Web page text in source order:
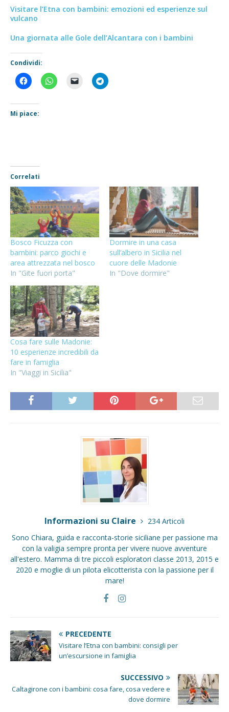
Visitare l’Etna con bambini: emozioni ed esperienze sul
vulcano
Una giornata alle Gole dell’Alcantara con i bambini
Condividi:
Mi piace:
Correlati
Bosco Ficuzza con
bambini: parco giochi e
area attrezzata nel bosco
In "Gite fuori porta"
Dormire in una casa
sull’albero in Sicilia nel
cuore delle Madonie
In "Dove dormire"
Cosa fare sulle Madonie:
10 esperienze incredibili da
fare in famiglia
In "Viaggi in Sicilia"
Informazioni su Claire
234 Articoli
Sono Chiara, guida e racconta-storie siciliane per passione ma
con la valigia sempre pronta per vivere nuove avventure
all'estero. Mamma di tre piccoli esploratori classe 2013, 2015 e
2020 e moglie di un pilota elicotterista con la passione per il
mare!
PRECEDENTE
Visitare l’Etna con bambini: consigli per
un’escursione in famiglia
SUCCESSIVO
Caltagirone con i bambini: cosa fare, cosa vedere e
dove dormire